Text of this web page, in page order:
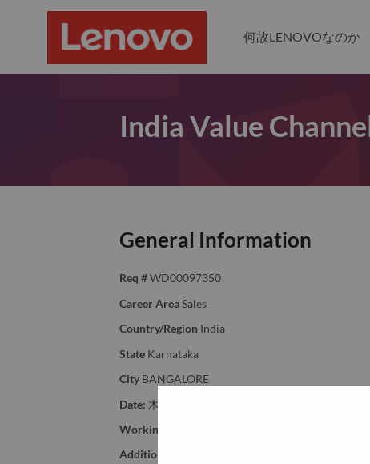
何故LENOVOなのか
India Value
General Information
Req # WD00097350
Career Area Sales
Country/Region India
State Karnataka
City BANGALORE
Date: 木曜日, 4月 16, 2026
Working Time:
Additional Locations